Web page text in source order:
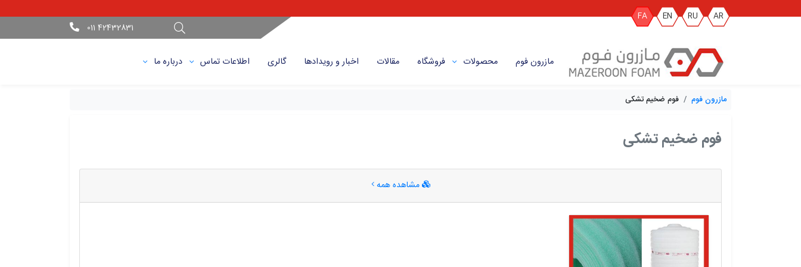
FA EN RU
AR
42432831 011
مازرون فوم محصولات فروشگاه مقالات اخبار و رویداد‌ها گالری اطلاعات تماس درباره ما
مازرون فوم فوم ضخیم تشکی
فوم ضخیم تشکی
مشاهده همه